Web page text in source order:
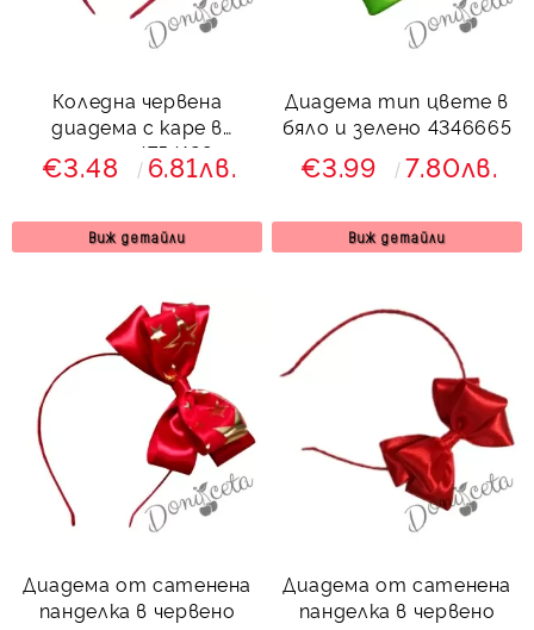
Коледна червена
диадема с каре в
зелено 4754128
€3.48 6.81лв.
Виж детайли
Диадема тип цвете в
бяло и зелено 4346665
€3.99 7.80лв.
Виж детайли
Диадема от сатенена
панделка в червено
Диадема от сатенена
панделка в червено